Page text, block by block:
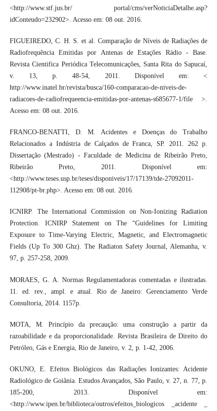
<http://www.stf.jus.br/ portal/cms/verNoticiaDetalhe.asp?
idConteudo=232902>. Acesso em: 08 out. 2016.
FIGUEIREDO, C. H. S. et al. Comparação de Níveis de Radiações de
Radiofrequência Emitidas por Antenas de Estações Rádio - Base.
Revista Cientifica Periódica Telecomunicações, Santa Rita do Sapucaí,
v. 13, p. 48-54, 2011. Disponível em: <
http://www.inatel.br/revista/busca/160-comparacao-de-niveis-de-
radiacoes-de-radiofrequeencia-emitidas-por-antenas-s685677-1/file >.
Acesso em: 08 out. 2016.
FRANCO-BENATTI, D. M. Acidentes e Doenças do Trabalho
Relacionados a Indústria de Calçados de Franca, SP. 2011. 262 p.
Dissertação (Mestrado) - Faculdade de Medicina de Ribeirão Preto,
Ribeirão Preto, 2011. Disponível em:
<http://www.teses.usp.br/teses/disponiveis/17/17139/tde-27092011-
112908/pt-br.php>. Acesso em: 08 out. 2016.
ICNIRP. The International Commission on Non-Ionizing Radiation
Protection. ICNIRP Statement on The “Guidelines for Limiting
Exposure to Time-Varying Electric, Magnetic, and Electromagnetic
Fields (Up To 300 Ghz). The Radiaton Safety Journal, Alemanha, v.
97, p. 257-258, 2009.
MORAES, G. A. Normas Regulamentadoras comentadas e ilustradas.
11. ed. rev., ampl. e atual. Rio de Janeiro: Gerenciamento Verde
Consultoria, 2014. 1157p.
MOTA, M. Princípio da precaução: uma construção a partir da
razoabilidade e da proporcionalidade. Revista Brasileira de Direito do
Petróleo, Gás e Energia, Rio de Janeiro, v. 2, p. 1-42, 2006.
OKUNO, E. Efeitos Biológicos das Radiações Ionizantes: Acidente
Radiológico de Goiânia. Estudos Avançados, São Paulo, v. 27, n. 77, p.
185-200, 2013. Disponível em:
<http://www.ipen.br/biblioteca/outros/efeitos_biologicos _acidente _